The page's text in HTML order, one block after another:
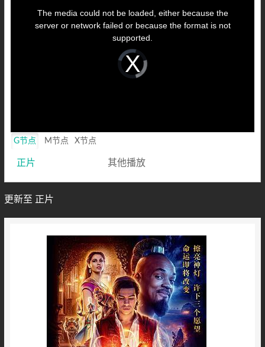
Video
Player
loading.
The media could not be loaded, either because the
server or network failed or because the format is not
supported.
G节点 M节点 X节点
正片 其他播放
更新至 正片